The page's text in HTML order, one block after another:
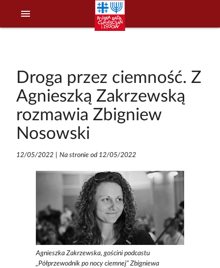
menu
Droga przez ciemność. Z
Agnieszką Zakrzewską
rozmawia Zbigniew
Nosowski
12/05/2022| Na stronie od 12/05/2022
Agnieszka Zakrzewska, gościni podcastu
„Półprzewodnik po nocy ciemnej” Zbigniewa